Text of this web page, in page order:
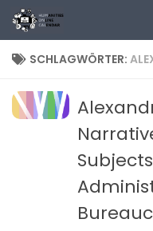
Zum Inhalt springen
SCHLAGWÖRTER: